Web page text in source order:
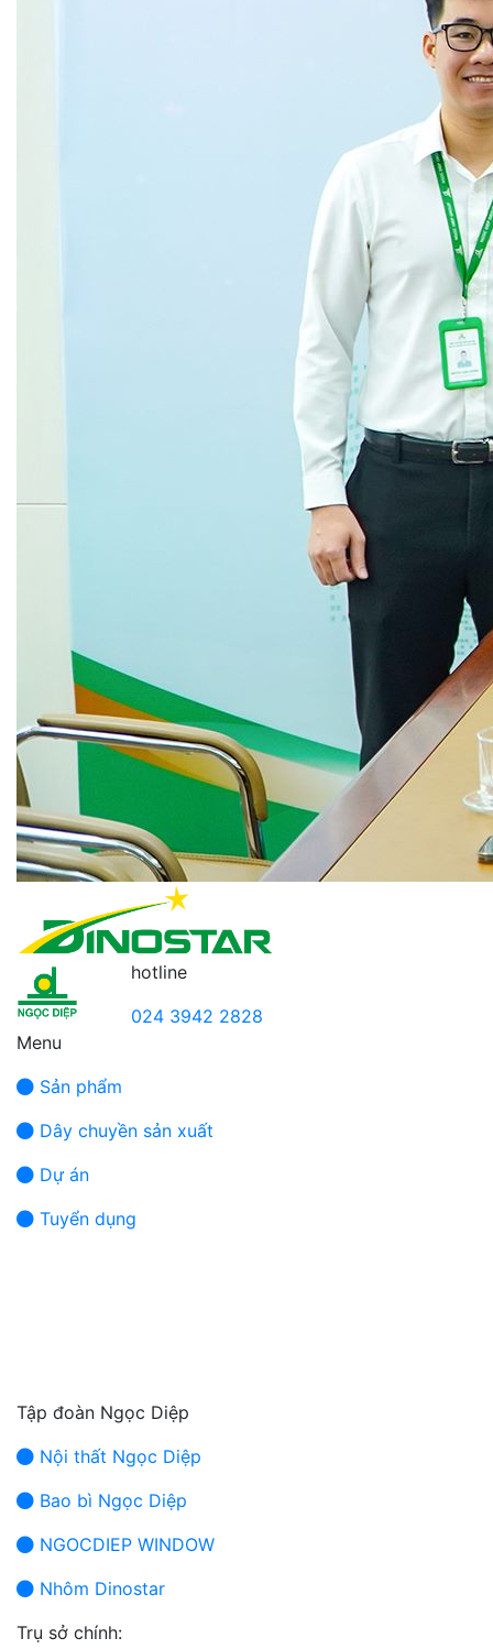
hotline
024 3942 2828
Menu
Sản phẩm
Dây chuyền sản xuất
Dự án
Tuyển dụng
Tập đoàn Ngọc Diệp
Nội thất Ngọc Diệp
Bao bì Ngọc Diệp
NGOCDIEP WINDOW
Nhôm Dinostar
Trụ sở chính: